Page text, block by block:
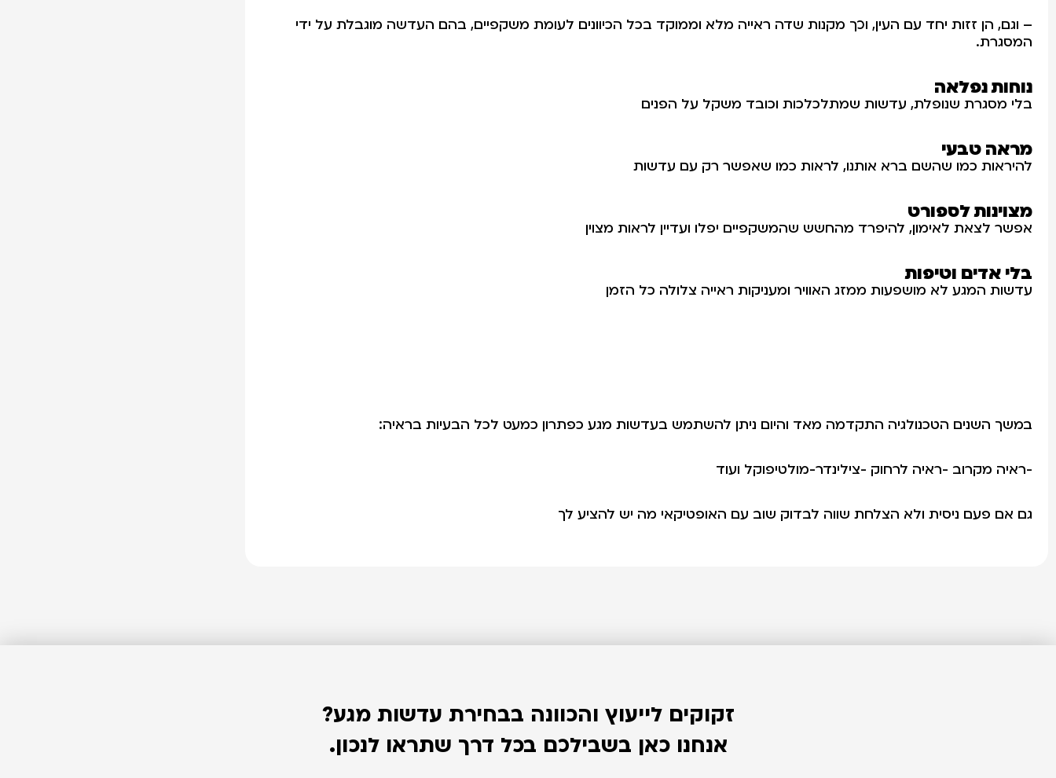
– וגם, הן זזות יחד עם העין, וכך מקנות שדה ראייה מלא וממוקד בכל הכיוונים לעומת משקפיים, בהם העדשה מוגבלת על ידי
המסגרת.
נוחות נפלאה
בלי מסגרת שנופלת, עדשות שמתלכלכות וכובד משקל על הפנים
מראה טבעי
להיראות כמו שהשם ברא אותנו, לראות כמו שאפשר רק עם עדשות
מצוינות לספורט
אפשר לצאת לאימון, להיפרד מהחשש שהמשקפיים יפלו ועדיין לראות מצוין
בלי אדים וטיפות
עדשות המגע לא מושפעות ממזג האוויר ומעניקות ראייה צלולה כל הזמן
במשך השנים הטכנולגיה התקדמה מאד והיום ניתן להשתמש בעדשות מגע כפתרון כמעט לכל הבעיות בראיה:
-ראיה מקרוב -ראיה לרחוק -צילינדר-מולטיפוקל ועוד
גם אם פעם ניסית ולא הצלחת שווה לבדוק שוב עם האופטיקאי מה יש להציע לך
זקוקים לייעוץ והכוונה בבחירת עדשות מגע?
אנחנו כאן בשבילכם בכל דרך שתראו לנכון.